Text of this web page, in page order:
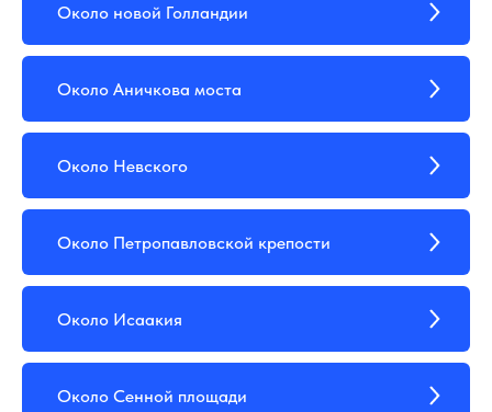
Около новой Голландии
Около Аничкова моста
Около Невского
Около Петропавловской крепости
Около Исаакия
Около Сенной площади